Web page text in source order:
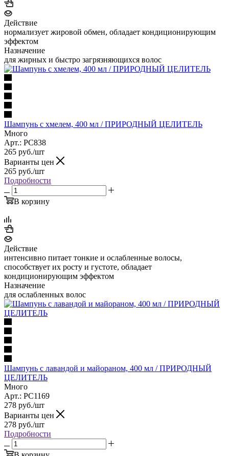
Действие
нормализует жировой обмен, обладает кондиционирующим
эффектом
Назначение
для жирных и быстро загрязняющихся волос
Шампунь с хмелем, 400 мл / ПРИРОДНЫЙ ЦЕЛИТЕЛЬ
Много
Арт.: PC838
265 руб./шт
Варианты цен
265 руб./шт
Подробности
В корзину
Действие
интенсивно питает тонкие и ослабленные волосы,
способствует их росту и густоте, обладает
кондиционирующим эффектом
Назначение
для ослабленных волос
Шампунь с лавандой и майораном, 400 мл / ПРИРОДНЫЙ
ЦЕЛИТЕЛЬ
Много
Арт.: PC1169
278 руб./шт
Варианты цен
278 руб./шт
Подробности